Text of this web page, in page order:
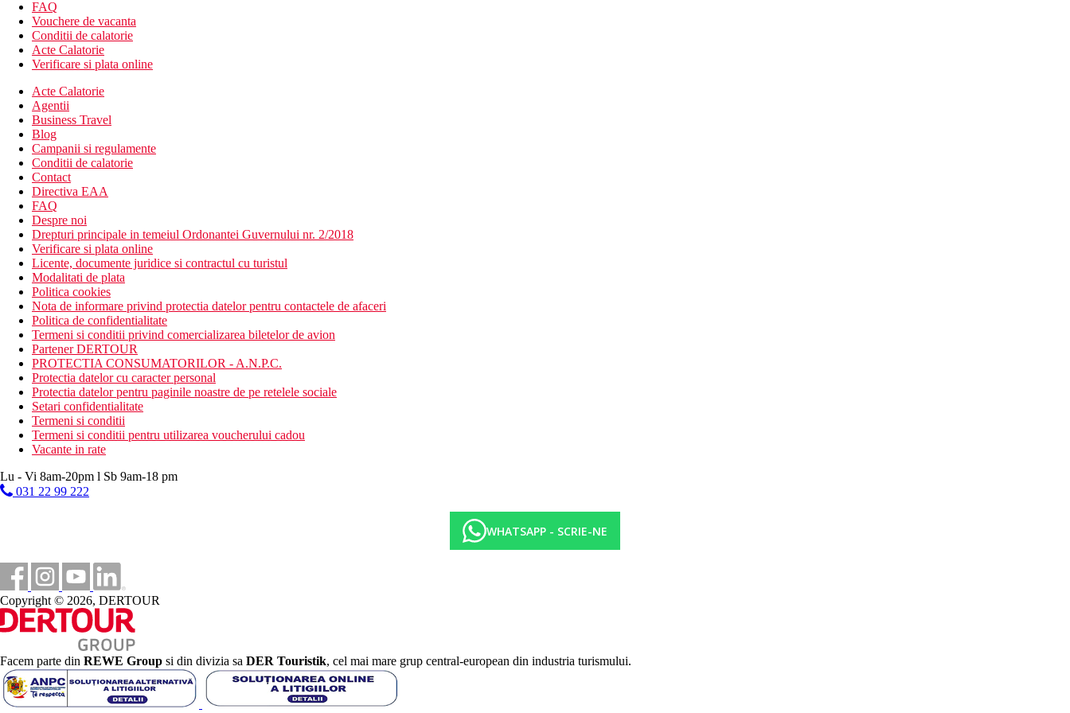
bar
snack bar
minimarket
bar langa piscina
Gratuit: Wi-Fi in lobby si in spatiile comune
piscina (sezlonguri si umbrele gratuite)
piscina pentru copii
patut pentru copii disponibil la cerere (gratuit)
Descrierea plajei
plaja cu nisip
sezlonguri si umbrele contra cost
Activitati sportive gratuite
plaja
Activitati sportive contra cost
biliard
Masa
All Inclusive:
restaurant principal Remezzo: mic dejun, pranz si cina tip bufet (gastronomie internationala)
bar principal: bauturi alcoolice si non-alcoolice locale, gustari usoare, inghetata si biscuiti dupa-amiaza
bar self-service in lobby: cafea, ceai si bauturi non-alcoolice
cine tematice si show cooking organizate pe parcursul sejurului
serviciile pot fi utilizate in intervalele orare stabilite de hotel
eventualele restrictii alimentare trebuie indicate in rezervare si aduse la cunostinta receptiei la sosire.
Categoria oficiala
4 stele
Incepand cu 2025, in Grecia exista obligatia de a plati taxa climatica in functie de categoria de hotel. Taxa nu este inclusa in tariful ofertei si va fi achitata de catre client la receptia hotelului. Noile taxe de
statiune in Grecia sunt (Aprilie – Octombrie): 10.00 €. Tarifele afisate sunt pe camera/noapte.
Distanţe
Centrul orasului
5 km
Distanta de cel mai apropiat aeroport
FAQ
Vouchere de vacanta
Conditii de calatorie
Acte Calatorie
Verificare si plata online
Acte Calatorie
Agentii
Business Travel
Blog
Campanii si regulamente
Conditii de calatorie
Contact
Directiva EAA
FAQ
Despre noi
Drepturi principale in temeiul Ordonantei Guvernului nr. 2/2018
Verificare si plata online
Licente, documente juridice si contractul cu turistul
Modalitati de plata
Politica cookies
Nota de informare privind protectia datelor pentru contactele de afaceri
Politica de confidentialitate
Termeni si conditii privind comercializarea biletelor de avion
Partener DERTOUR
PROTECTIA CONSUMATORILOR - A.N.P.C.
Protectia datelor cu caracter personal
Protectia datelor pentru paginile noastre de pe retelele sociale
Setari confidentialitate
Termeni si conditii
Termeni si conditii pentru utilizarea voucherului cadou
Vacante in rate
Lu - Vi 8am-20pm l Sb 9am-18 pm
031 22 99 222
WHATSAPP - SCRIE-NE
Copyright © 2026, DERTOUR
Facem parte din REWE Group si din divizia sa DER Touristik, cel mai mare grup central-european din industria turismului.